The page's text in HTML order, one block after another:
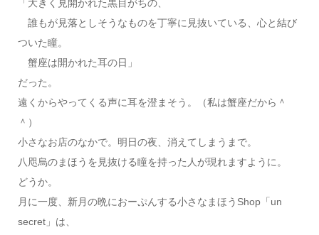
「大きく見開かれた黒目がちの、
誰もが見落としそうなものを丁寧に見抜いている、心と結び
ついた瞳。
蟹座は開かれた耳の日」
だった。
遠くからやってくる声に耳を澄まそう。（私は蟹座だから＾
＾）
小さなお店のなかで。明日の夜、消えてしまうまで。
八咫烏のまほうを見抜ける瞳を持った人が現れますように。
どうか。
月に一度、新月の晩におーぷんする小さなまほうShop「un
secret」は、